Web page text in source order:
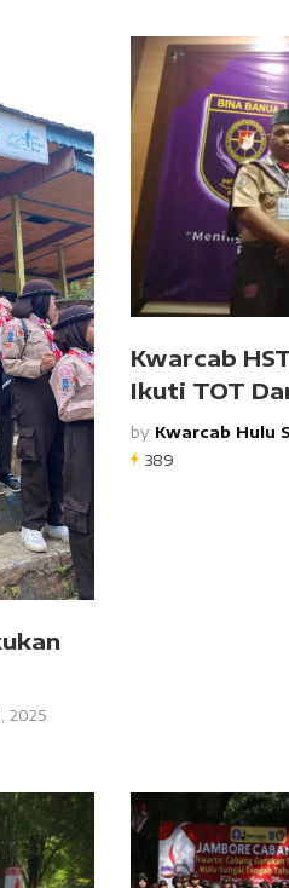
2025
Kwarcab
Ikuti TOT
by Kwarcab Hulu
389